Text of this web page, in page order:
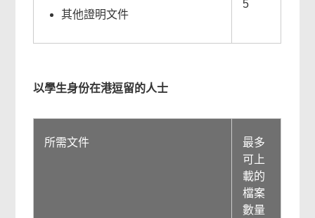
其他證明文件
5
以學生身份在港逗留的人士
所需文件
最多
可上
載的
檔案
數量
常
網